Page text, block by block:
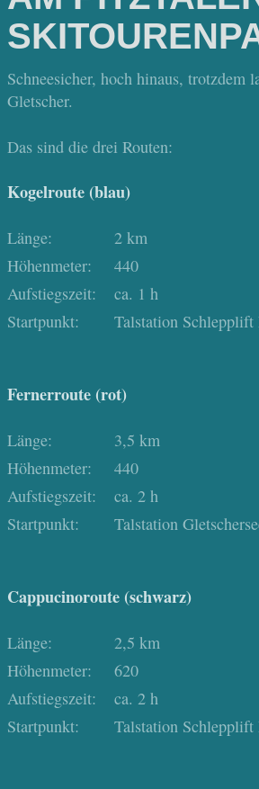
Schneesicher, hoch hinaus,
Gletscher.
Das sind die drei Routen:
Kogelroute (blau)
Länge:
2 km
Höhenmeter:
440
Aufstiegszeit:
ca. 1 h
Startpunkt:
Talstation Schlepplift
Fernerroute (rot)
Länge:
3,5 km
Höhenmeter:
440
Aufstiegszeit:
ca. 2 h
Startpunkt:
Talstation
Cappucinoroute (schwarz)
Länge:
2,5 km
Höhenmeter:
620
Aufstiegszeit:
ca. 2 h
Startpunkt:
Talstation Schlepplift